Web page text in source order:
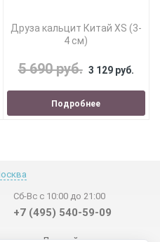
Друза кальцит Китай XS (3-
4 см)
5 690 руб. 3 129 руб.
Подробнее
Сб-Вс с 10:00 до 21:00
+7 (495) 540-59-09